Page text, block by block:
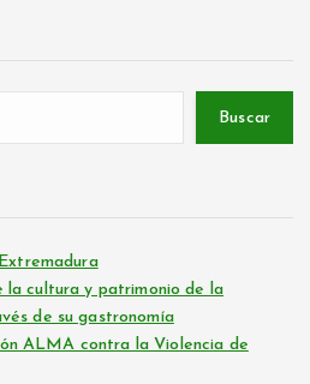
Buscar
la cultura y patrimonio de la
de su gastronomía
ALMA contra la Violencia de